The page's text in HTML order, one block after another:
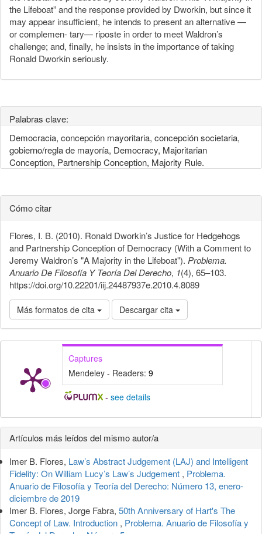
the Lifeboat” and the response provided by Dworkin, but since it
may appear insufficient, he intends to present an alternative —
or complemen- tary— riposte in order to meet Waldron’s
challenge; and, finally, he insists in the importance of taking
Ronald Dworkin seriously.
Palabras clave:
Democracia, concepción mayoritaria, concepción societaria,
gobierno/regla de mayoría, Democracy, Majoritarian
Conception, Partnership Conception, Majority Rule.
Cómo citar
Flores, I. B. (2010). Ronald Dworkin’s Justice for Hedgehogs
and Partnership Conception of Democracy (With a Comment to
Jeremy Waldron’s "A Majority in the Lifeboat"). Problema.
Anuario De Filosofía Y Teoría Del Derecho, 1(4), 65–103.
https://doi.org/10.22201/iij.24487937e.2010.4.8089
Más formatos de cita Descargar cita
Captures
Mendeley - Readers: 9
- see details
Detalles
del
artículo
Artículos más leídos del mismo autor/a
Imer B. Flores, Law’s Abstract Judgement (LAJ) and Intelligent
Fidelity: On William Lucy’s Law’s Judgement , Problema.
Anuario de Filosofía y Teoría del Derecho: Número 13, enero-
diciembre de 2019
Imer B. Flores, Jorge Fabra, 50th Anniversary of Hart's The
Concept of Law. Introduction , Problema. Anuario de Filosofía y